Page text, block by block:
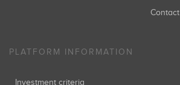
Contact
PLATFORM INFORMATION
Investment criteria